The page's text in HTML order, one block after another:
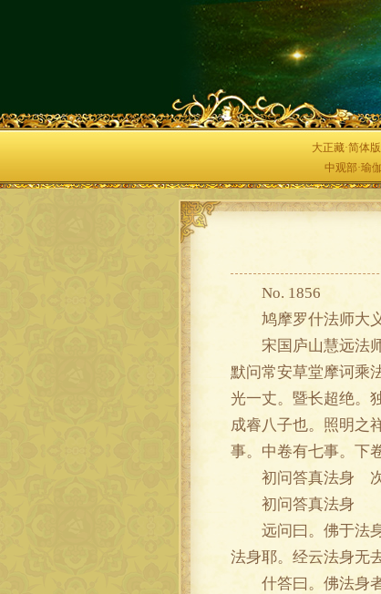
大正藏·简体
中观部·瑜
No. 1856
鸠摩罗什法师大
宋国庐山慧远法师
默问常安草堂摩诃乘
光一丈。暨长超绝。
成睿八子也。照明之
事。中卷有七事。下
初问答真法身 次
初问答真法身
远问曰。佛于法身
法身耶。经云法身无
什答曰。佛法身者